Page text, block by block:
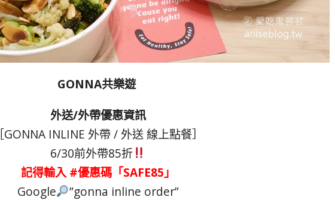
GONNA共樂遊
外送/外帶優惠資訊
［GONNA INLINE 外帶 / 外送 線上點餐］
6/30前外帶85折
記得輸入 #優惠碼「SAFE85」
Google
”gonna inline order”